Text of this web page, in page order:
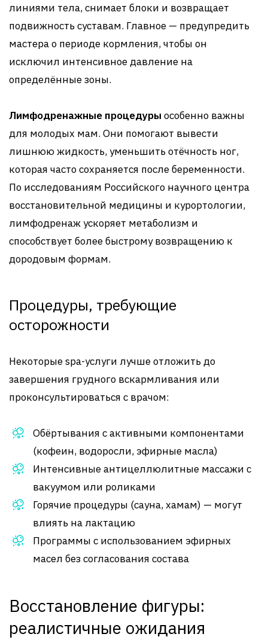
линиями тела, снимает блоки и возвращает
подвижность суставам. Главное — предупредить
мастера о периоде кормления, чтобы он
исключил интенсивное давление на
определённые зоны.
Лимфодренажные процедуры особенно важны
для молодых мам. Они помогают вывести
лишнюю жидкость, уменьшить отёчность ног,
которая часто сохраняется после беременности.
По исследованиям Российского научного центра
восстановительной медицины и курортологии,
лимфодренаж ускоряет метаболизм и
способствует более быстрому возвращению к
дородовым формам.
Процедуры, требующие
осторожности
Некоторые spa-услуги лучше отложить до
завершения грудного вскармливания или
проконсультироваться с врачом:
Обёртывания с активными компонентами
(кофеин, водоросли, эфирные масла)
Интенсивные антицеллюлитные массажи с
вакуумом или роликами
Горячие процедуры (сауна, хамам) — могут
влиять на лактацию
Программы с использованием эфирных
масел без согласования состава
Восстановление фигуры:
реалистичные ожидания